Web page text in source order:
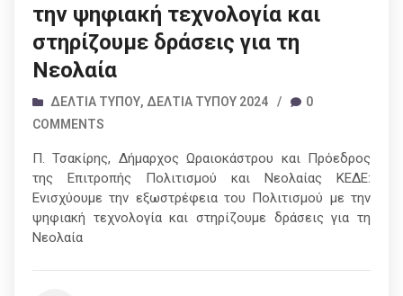
την ψηφιακή τεχνολογία και
στηρίζουμε δράσεις για τη
Νεολαία
ΔΕΛΤΊΑ ΤΎΠΟΥ, ΔΕΛΤΊΑ ΤΎΠΟΥ 2024 /
0
COMMENTS
Π. Τσακίρης, Δήμαρχος Ωραιοκάστρου και Πρόεδρος
της Επιτροπής Πολιτισμού και Νεολαίας ΚΕΔΕ:
Ενισχύουμε την εξωστρέφεια του Πολιτισμού με την
ψηφιακή τεχνολογία και στηρίζουμε δράσεις για τη
Νεολαία